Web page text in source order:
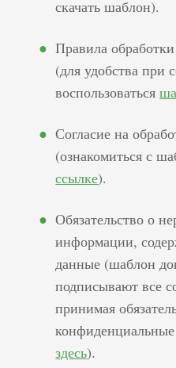
скачать шаблон).
Правила
(для удобства при
воспользоваться
Согласие на
(ознакомиться с
ссылке).
Обязательство о
информации,
данные (шаблон
подписывают все
принимая
здесь).